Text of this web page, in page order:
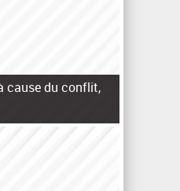
cause du conflit,